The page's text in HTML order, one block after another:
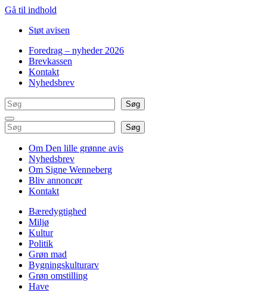
Gå til indhold
Støt avisen
Foredrag – nyheder 2026
Brevkassen
Kontakt
Nyhedsbrev
Søg
Søg
Søg Søg
Om Den lille grønne avis
Nyhedsbrev
Om Signe Wenneberg
Bliv annoncør
Kontakt
Bæredygtighed
Miljø
Kultur
Politik
Grøn mad
Bygningskulturarv
Grøn omstilling
Have